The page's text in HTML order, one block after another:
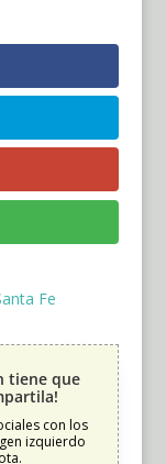
Fe
tiene que
con los
izquierdo